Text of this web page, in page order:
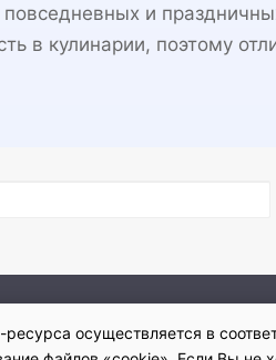
и
в кулинарии, поэтому
Политика
осуществляется в